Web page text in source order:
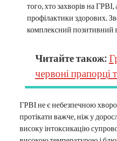
того, хто захворів на ГРВІ,
профілактики здорових.
комплексний позитивний
Читайте також:
червоні прапорці
ГРВІ не є небезпечною
протікати важче, ніж у
високу інтоксикацію